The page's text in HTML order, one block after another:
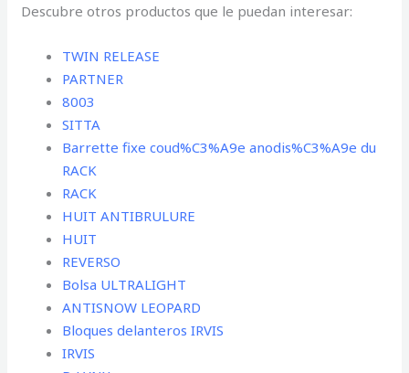
Descubre otros productos que le puedan interesar:
TWIN RELEASE
PARTNER
8003
SITTA
Barrette fixe coud%C3%A9e anodis%C3%A9e du
RACK
RACK
HUIT ANTIBRULURE
HUIT
REVERSO
Bolsa ULTRALIGHT
ANTISNOW LEOPARD
Bloques delanteros IRVIS
IRVIS